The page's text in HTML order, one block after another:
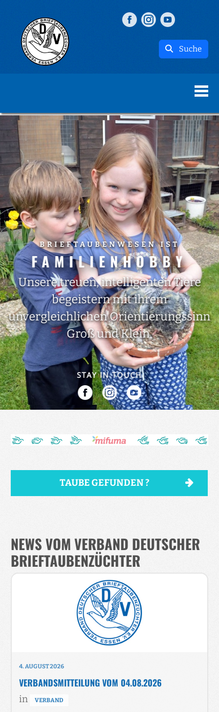
Suche
BRIEFTAUBENWESEN IST
FAMILIENHOBBY
Unsere treuen, intelligenten Tiere
begeistern mit ihrem
unvergleichlichen Orientierungssinn
Groß und Klein.
STAY IN TOUCH
TAUBE GEFUNDEN ?
NEWS VOM VERBAND DEUTSCHER
BRIEFTAUBENZÜCHTER
4. AUGUST 2026
VERBANDSMITTEILUNG VOM 04.08.2026
in VERBAND